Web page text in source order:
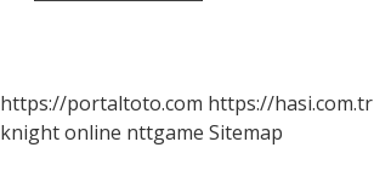
https://portaltoto.com https://hasi.com.tr
knight online nttgame Sitemap